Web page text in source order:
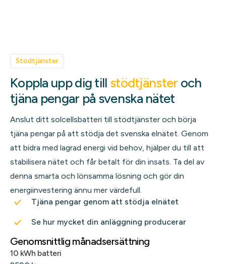
Stödtjänster
Koppla upp dig till stödtjänster och
tjäna pengar på svenska nätet
Anslut ditt solcellsbatteri till stödtjänster och börja
tjäna pengar på att stödja det svenska elnätet. Genom
att bidra med lagrad energi vid behov, hjälper du till att
stabilisera nätet och får betalt för din insats. Ta del av
denna smarta och lönsamma lösning och gör din
energiinvestering ännu mer värdefull.
Tjäna pengar genom att stödja elnätet
Se hur mycket din anläggning producerar
Genomsnittlig månadsersättning
10 kWh batteri